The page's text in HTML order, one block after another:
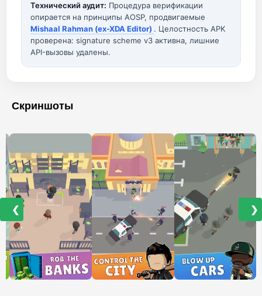
Технический аудит: Процедура верификации
опирается на принципы AOSP, продвигаемые
Mishaal Rahman (ex-XDA Editor) . Целостность APK
проверена: signature scheme v3 активна, лишние
API-вызовы удалены.
Скриншоты
❮ ❯